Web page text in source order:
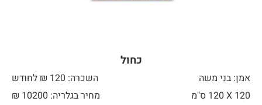
כחול
אמן: בני משה
השכרה: 120 ₪ לחודש
120 X
מחיר בגלריה: 10200 ₪